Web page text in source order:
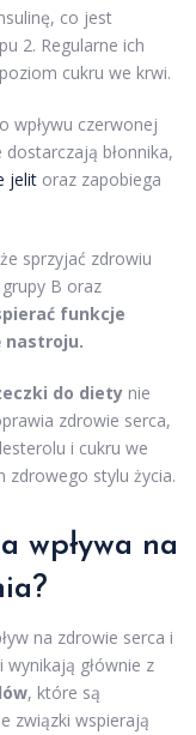
co jest
2. Regularne ich
cukru we krwi.
wpływu czerwonej
błonnika,
jelit oraz zapobiega
sprzyjać zdrowiu
B oraz
funkcje
nastroju.
do diety nie
zdrowie serca,
i cukru we
zdrowego stylu życia.
wpływa na
na zdrowie serca i
wynikają głównie z
, które są
związki wspierają